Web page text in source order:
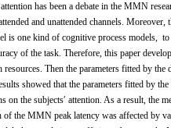
has been a debate in the MMN
and unattended channels.
is one kind of cognitive process models,
of the task. Therefore, this paper
resources. Then the parameters fitted by
showed that the parameters fitted by
on the subjects′ attention. As a result, the
the MMN peak latency was affected by